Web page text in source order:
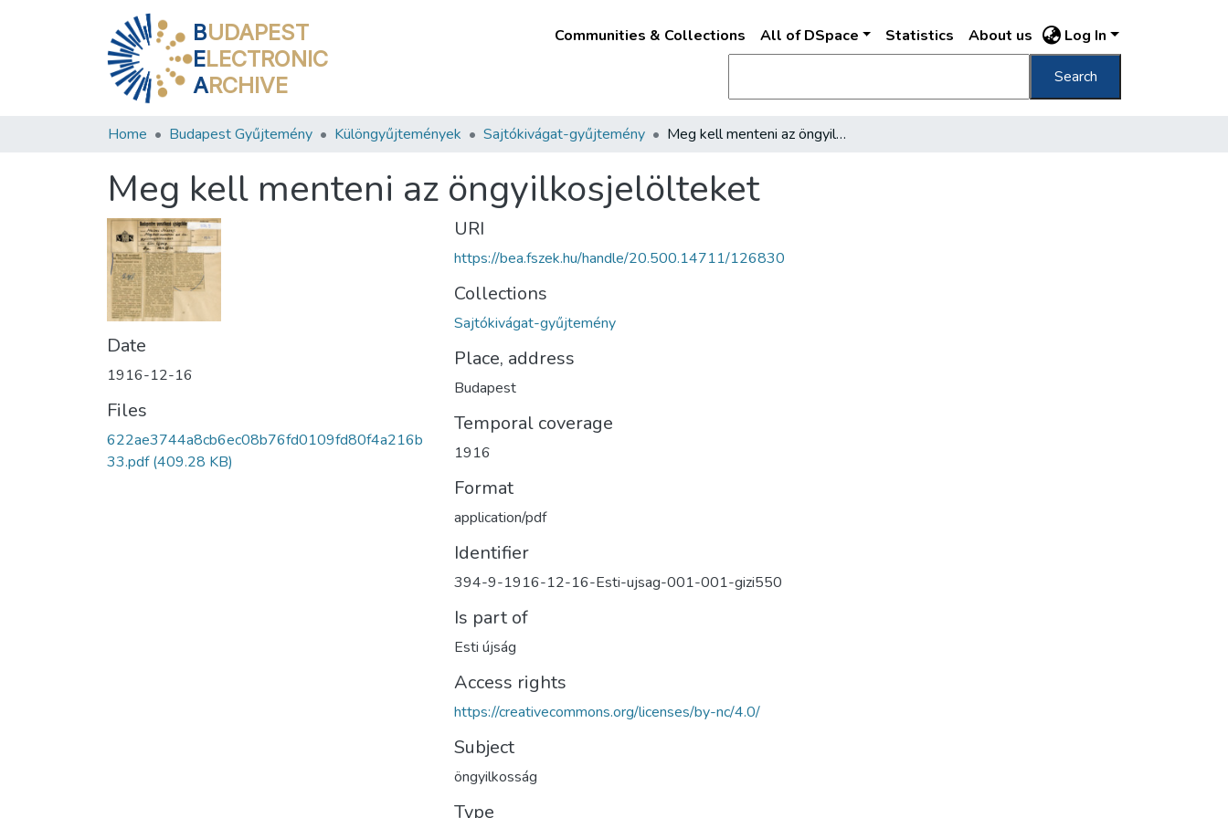
BUDAPEST
ELECTRONIC
ARCHIVE
Communities & Collections All of DSpace Statistics About us Log In
Search
Home Budapest Gyűjtemény Különgyűjtemények Sajtókivágat-gyűjtemény Meg kell menteni az öngyilkosjelölteket
Meg kell menteni az öngyilkosjelölteket
Date
1916-12-16
Files
622ae3744a8cb6ec08b76fd0109fd80f4a216b
33.pdf(409.28 KB)
URI
https://bea.fszek.hu/handle/20.500.14711/126830
Collections
Sajtókivágat-gyűjtemény
Place, address
Budapest
Temporal coverage
1916
Format
application/pdf
Identifier
394-9-1916-12-16-Esti-ujsag-001-001-gizi550
Is part of
Esti újság
Access rights
https://creativecommons.org/licenses/by-nc/4.0/
Subject
öngyilkosság
Type